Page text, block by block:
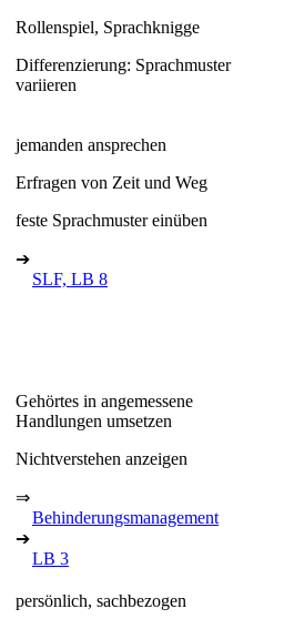
Rollenspiel, Sprachknigge
Differenzierung: Sprachmuster
variieren
jemanden ansprechen
Erfragen von Zeit und Weg
feste Sprachmuster einüben
➔
SLF, LB 8
Gehörtes in angemessene
Handlungen umsetzen
Nichtverstehen anzeigen
⇒
Behinderungsmanagement
➔
LB 3
persönlich, sachbezogen